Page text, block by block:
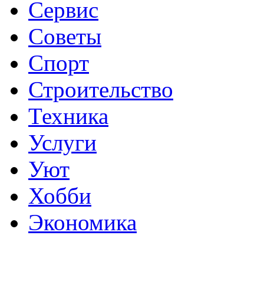
Сервис
Советы
Спорт
Строительство
Техника
Услуги
Уют
Хобби
Экономика